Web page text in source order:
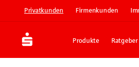
Privatkunden Firmenkunden
Produkte Ratgeber